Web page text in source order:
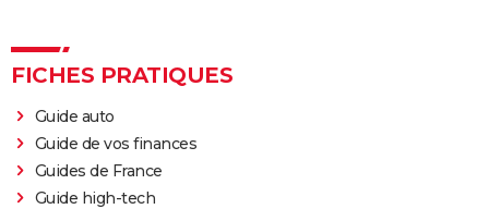
Le Comte de Monte-Cristo : le film avec Pierre Niney
Juré n°2 : s'agit-il (véritablement) du dernier film de
Clint Eastwood ?
Le Parrain
FICHES PRATIQUES
Guide auto
Guide de vos finances
Guides de France
Guide high-tech